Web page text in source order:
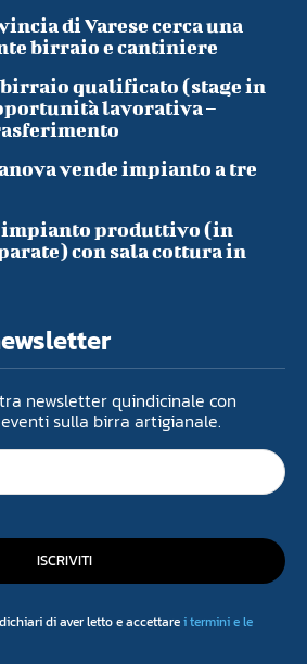
di Varese cerca una
birraio e cantiniere
birraio qualificato (stage in
lavorativa –
vende impianto a tre
produttivo (in
con sala cottura in
newsletter quindicinale con
sulla birra artigianale.
ISCRIVITI
di aver letto e accettarei termini e le